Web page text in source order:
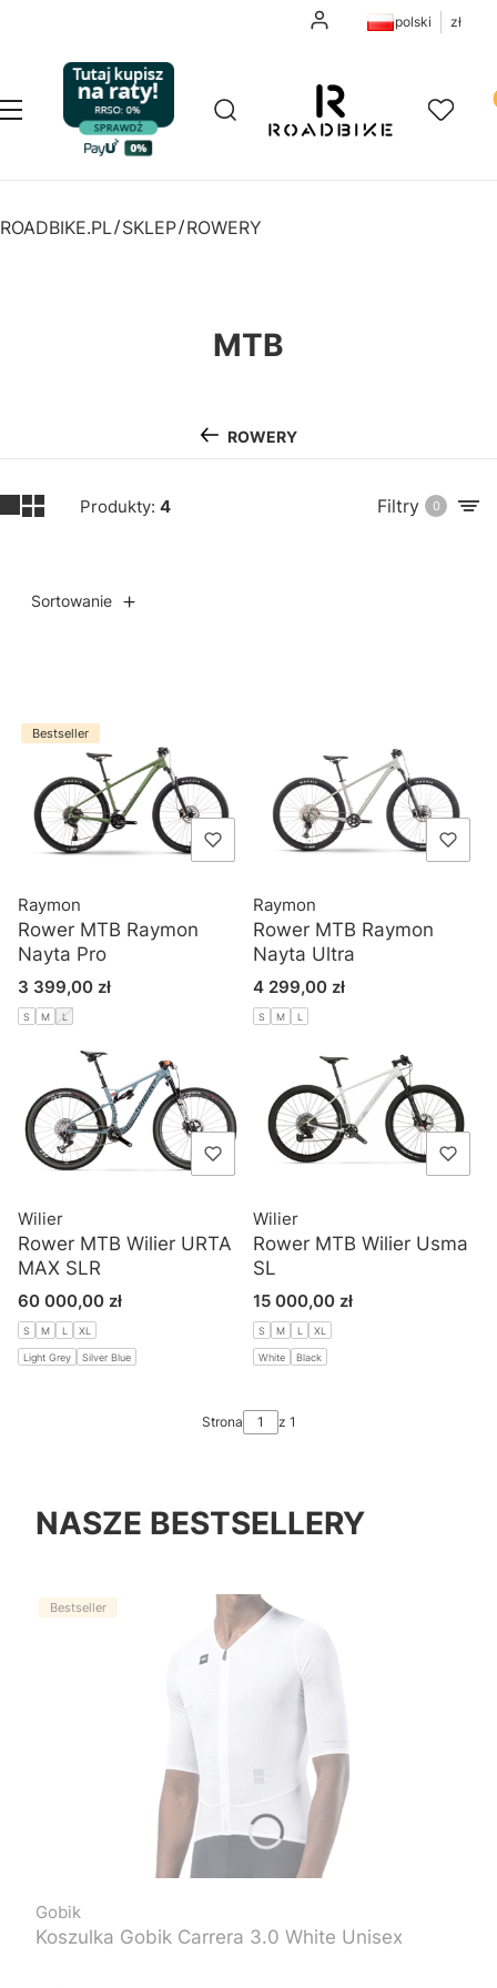
Zaloguj siępolski zł
Menu Otwórz wyszukiwarkę
Szukaj Ulubione
ROADBIKE.PL SKLEP ROWERY
MTB
ROWERY
Produkty: 4 Filtry 0
Sortowanie
Lista produktów
Bestseller
Rower MTB Raymon
Nayta Pro
Raymon
Cena
3 399,00 zł
S M L
Rower MTB Raymon
Nayta Ultra
Raymon
Cena
4 299,00 zł
S M L
Rower MTB Wilier URTA
MAX SLR
Wilier
Cena
60 000,00 zł
S M L XL
Light Grey Silver Blue
Rower MTB Wilier Usma
SL
Wilier
Cena
15 000,00 zł
S M L XL
White Black
Strona z 1
NASZE BESTSELLERY
Bestseller
Koszulka Gobik Carrera 3.0 White Unisex
Gobik